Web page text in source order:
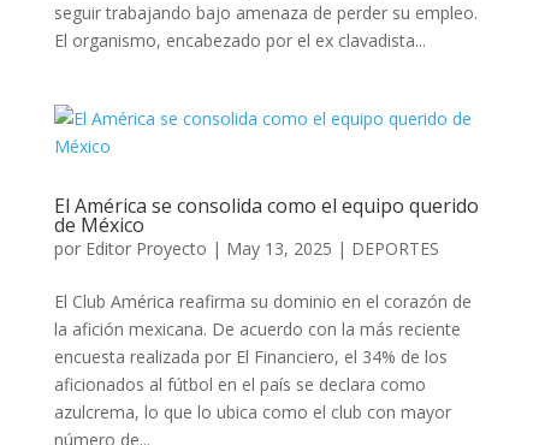
seguir trabajando bajo amenaza de perder su empleo.
El organismo, encabezado por el ex clavadista...
El América se consolida como el equipo querido
de México
por Editor Proyecto | May 13, 2025 | DEPORTES
El Club América reafirma su dominio en el corazón de
la afición mexicana. De acuerdo con la más reciente
encuesta realizada por El Financiero, el 34% de los
aficionados al fútbol en el país se declara como
azulcrema, lo que lo ubica como el club con mayor
número de...